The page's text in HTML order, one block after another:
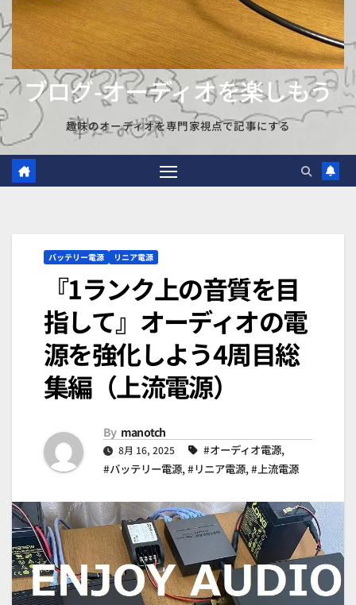
ブログ-オーディオを楽しもう
趣味のオーディオを専門家視点で記事にする
バッテリー電源 リニア電源
『1ランク上の音質を目
指して』オーディオの電
源を強化しよう4周目総
集編（上流電源）
By manotch
8月 16, 2025 #オーディオ電源,
#バッテリー電源,#リニア電源,#上流電源